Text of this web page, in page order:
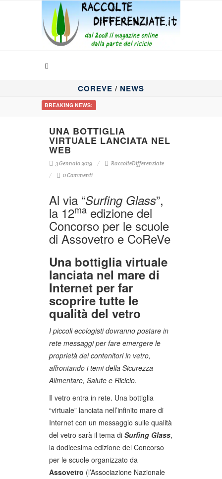
COREVE / NEWS
BREAKING NEWS:
UNA BOTTIGLIA
VIRTUALE LANCIATA NEL
WEB
3 Gennaio 2019
RaccolteDifferenziate
0 Commenti
Al via “Surfing Glass”,
la 12ma edizione del
Concorso per le scuole
di Assovetro e CoReVe
Una bottiglia virtuale
lanciata nel mare di
Internet per far
scoprire tutte le
qualità del vetro
I piccoli ecologisti dovranno postare in
rete messaggi per fare emergere le
proprietà dei contenitori in vetro,
affrontando i temi della Sicurezza
Alimentare, Salute e Riciclo.
Il vetro entra in rete. Una bottiglia
“virtuale” lanciata nell’infinito mare di
Internet con un messaggio sulle qualità
del vetro sarà il tema di Surfing Glass,
la dodicesima edizione del Concorso
per le scuole organizzato da
Assovetro (l’Associazione Nazionale